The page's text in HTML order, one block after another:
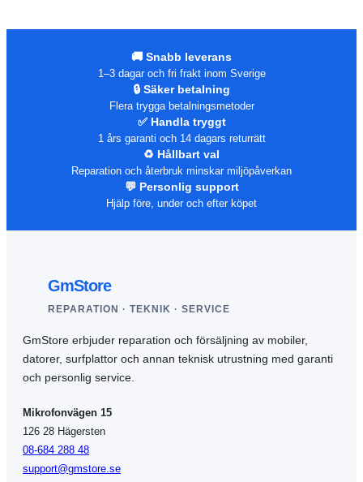
🚚 Snabb leverans
1–3 dagar och fri frakt inom Sverige
🔒 Säker betalning
Flera trygga betalningsmetoder
✅ Handla tryggt
1 års garanti och 14 dagars returrätt
♻️ Hållbart val
Reparation och återbruk minskar miljöpåverkan
💬 Personlig support
Hjälp före, under och efter köpet
GmStore
REPARATION · TEKNIK · SERVICE
GmStore erbjuder reparation och försäljning av mobiler,
datorer, surfplattor och annan teknisk utrustning med garanti
och personlig service.
Mikrofonvägen 15
126 28 Hägersten
08-684 288 48
support@gmstore.se